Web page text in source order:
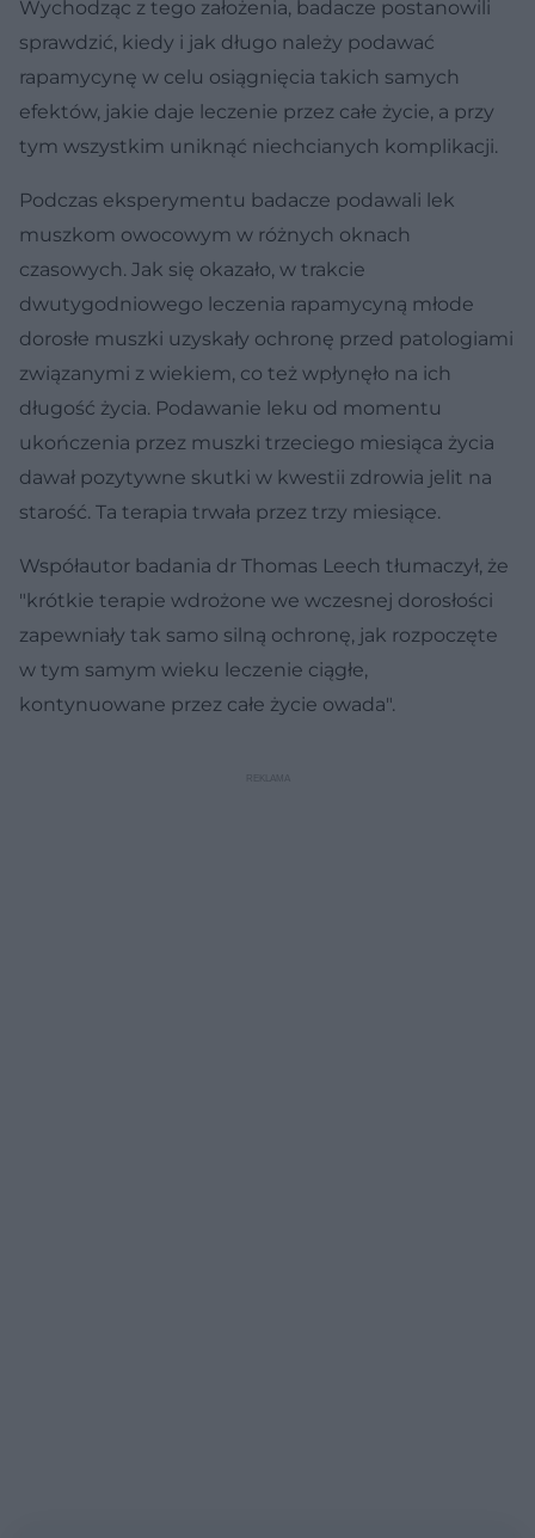
Wychodząc z tego założenia, badacze postanowili
sprawdzić, kiedy i jak długo należy podawać
rapamycynę w celu osiągnięcia takich samych
efektów, jakie daje leczenie przez całe życie, a przy
tym wszystkim uniknąć niechcianych komplikacji.
Podczas eksperymentu badacze podawali lek
muszkom owocowym w różnych oknach
czasowych. Jak się okazało, w trakcie
dwutygodniowego leczenia rapamycyną młode
dorosłe muszki uzyskały ochronę przed patologiami
związanymi z wiekiem, co też wpłynęło na ich
długość życia. Podawanie leku od momentu
ukończenia przez muszki trzeciego miesiąca życia
dawał pozytywne skutki w kwestii zdrowia jelit na
starość. Ta terapia trwała przez trzy miesiące.
Współautor badania dr Thomas Leech tłumaczył, że
"krótkie terapie wdrożone we wczesnej dorosłości
zapewniały tak samo silną ochronę, jak rozpoczęte
w tym samym wieku leczenie ciągłe,
kontynuowane przez całe życie owada".